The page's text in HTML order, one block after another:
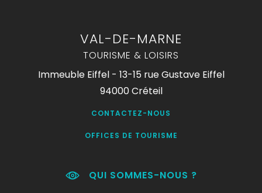
VAL-DE-MARNE
TOURISME & LOISIRS
Immeuble Eiffel - 13-15 rue Gustave Eiffel
94000 Créteil
CONTACTEZ-NOUS
OFFICES DE TOURISME
QUI SOMMES-NOUS ?